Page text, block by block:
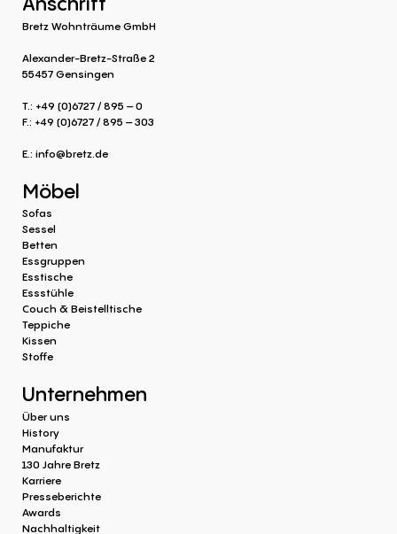
Bretz Wohnträume GmbH
Alexander-Bretz-Straße 2
55457 Gensingen
T.: +49 (0)6727 / 895 – 0
F.: +49 (0)6727 / 895 – 303
E.: info@bretz.de
Möbel
Sofas
Sessel
Betten
Essgruppen
Esstische
Essstühle
Couch & Beistelltische
Teppiche
Kissen
Stoffe
Unternehmen
Über uns
History
Manufaktur
130 Jahre Bretz
Karriere
Presseberichte
Awards
Nachhaltigkeit